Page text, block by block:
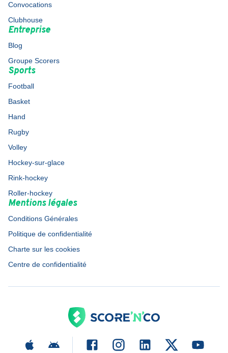
Convocations
Clubhouse
Entreprise
Blog
Groupe Scorers
Sports
Football
Basket
Hand
Rugby
Volley
Hockey-sur-glace
Rink-hockey
Roller-hockey
Mentions légales
Conditions Générales
Politique de confidentialité
Charte sur les cookies
Centre de confidentialité